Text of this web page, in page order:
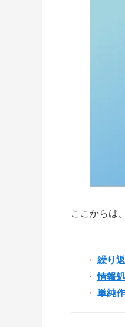
ここからは
繰り
情報
単純